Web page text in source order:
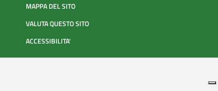
MAPPA DEL SITO
VALUTA QUESTO SITO
ACCESSIBILITA'